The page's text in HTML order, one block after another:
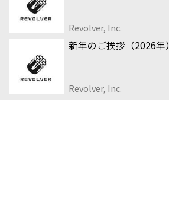
Revolver, Inc.
新年のご挨拶（2026年）
Revolver, Inc.